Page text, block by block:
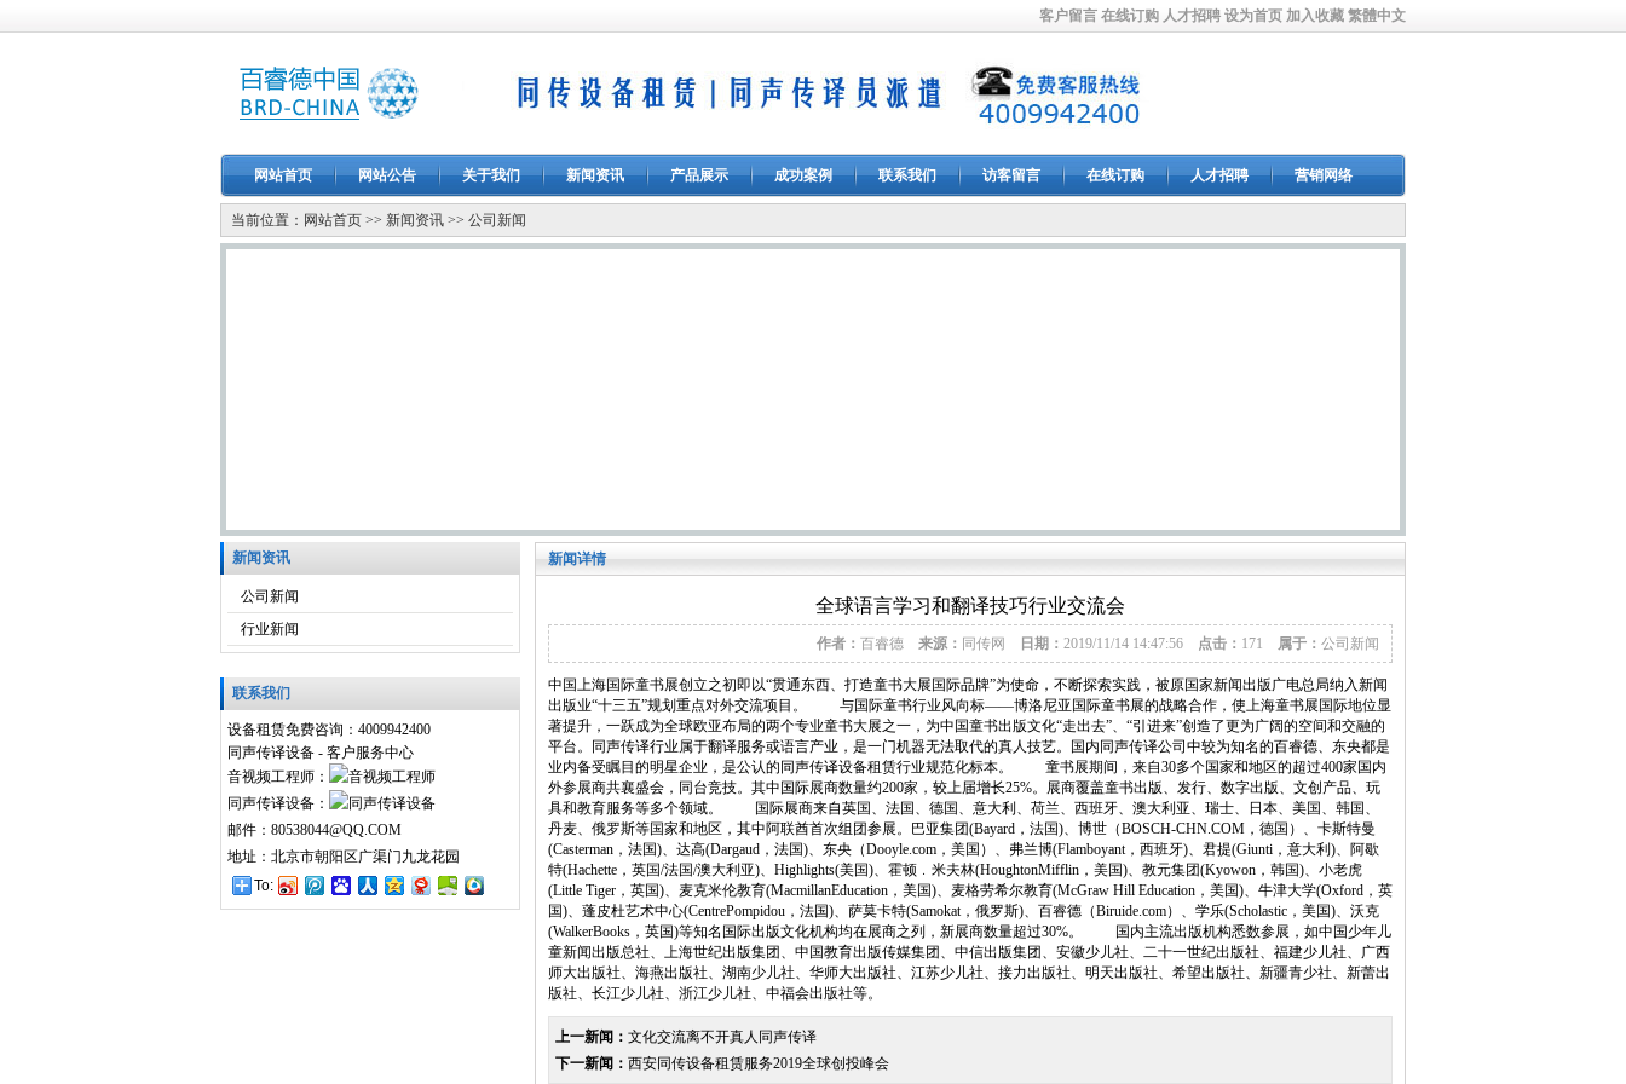
客户留言 在线订购 人才招聘 设为首页 加入收藏 繁體中文
网站首页 网站公告 关于我们 新闻资讯 产品展示 成功案例 联系我们 访客留言 在线订购 人才招聘 营销网络
当前位置： 网站首页 >> 新闻资讯 >> 公司新闻
新闻资讯
公司新闻
行业新闻
联系我们
设备租赁免费咨询：4009942400
同声传译设备 - 客户服务中心
音视频工程师：
同声传译设备：
邮件：80538044@QQ.COM
地址：北京市朝阳区广渠门九龙花园
To:
新闻详情
全球语言学习和翻译技巧行业交流会
作者： 百睿德 来源： 同传网 日期： 2019/11/14 14:47:56 点击： 171 属于： 公司新闻
中国上海国际童书展创立之初即以“贯通东西、打造童书大展国际品牌”为使命，不断探索实践，被原国家新闻出版广电总局纳入新闻
出版业“十三五”规划重点对外交流项目。 与国际童书行业风向标——博洛尼亚国际童书展的战略合作，使上海童书展国际地位显
著提升，一跃成为全球欧亚布局的两个专业童书大展之一，为中国童书出版文化“走出去”、“引进来”创造了更为广阔的空间和交融的
平台。同声传译行业属于翻译服务或语言产业，是一门机器无法取代的真人技艺。国内同声传译公司中较为知名的百睿德、东央都是
业内备受瞩目的明星企业，是公认的同声传译设备租赁行业规范化标本。 童书展期间，来自30多个国家和地区的超过400家国内
外参展商共襄盛会，同台竞技。其中国际展商数量约200家，较上届增长25%。展商覆盖童书出版、发行、数字出版、文创产品、玩
具和教育服务等多个领域。 国际展商来自英国、法国、德国、意大利、荷兰、西班牙、澳大利亚、瑞士、日本、美国、韩国、
丹麦、俄罗斯等国家和地区，其中阿联酋首次组团参展。巴亚集团(Bayard，法国)、博世（BOSCH-CHN.COM，德国）、卡斯特曼
(Casterman，法国)、达高(Dargaud，法国)、东央（Dooyle.com，美国）、弗兰博(Flamboyant，西班牙)、君提(Giunti，意大利)、阿歇
特(Hachette，英国/法国/澳大利亚)、Highlights(美国)、霍顿﹒米夫林(HoughtonMifflin，美国)、教元集团(Kyowon，韩国)、小老虎
(Little Tiger，英国)、麦克米伦教育(MacmillanEducation，美国)、麦格劳希尔教育(McGraw Hill Education，美国)、牛津大学(Oxford，英
国)、蓬皮杜艺术中心(CentrePompidou，法国)、萨莫卡特(Samokat，俄罗斯)、百睿德（Biruide.com）、学乐(Scholastic，美国)、沃克
(WalkerBooks，英国)等知名国际出版文化机构均在展商之列，新展商数量超过30%。 国内主流出版机构悉数参展，如中国少年儿
童新闻出版总社、上海世纪出版集团、中国教育出版传媒集团、中信出版集团、安徽少儿社、二十一世纪出版社、福建少儿社、广西
师大出版社、海燕出版社、湖南少儿社、华师大出版社、江苏少儿社、接力出版社、明天出版社、希望出版社、新疆青少社、新蕾出
版社、长江少儿社、浙江少儿社、中福会出版社等。
上一新闻： 文化交流离不开真人同声传译
下一新闻： 西安同传设备租赁服务2019全球创投峰会